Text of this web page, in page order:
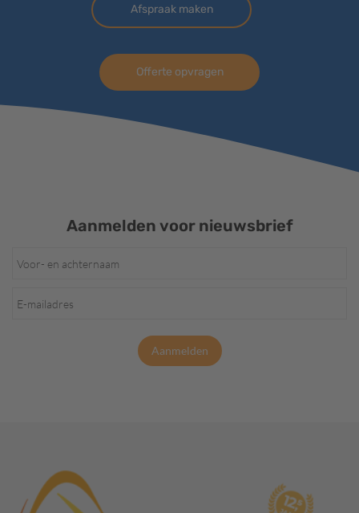
Afspraak maken
Offerte opvragen
Aanmelden voor nieuwsbrief
Aanmelden